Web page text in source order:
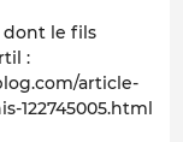
dont le fils
:
article-
122745005.html